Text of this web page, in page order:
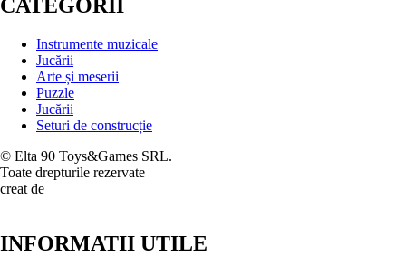
CATEGORII
Instrumente muzicale
Jucării
Arte și meserii
Puzzle
Jucării
Seturi de construcție
© Elta 90 Toys&Games SRL.
Toate drepturile rezervate
creat de
INFORMATII UTILE